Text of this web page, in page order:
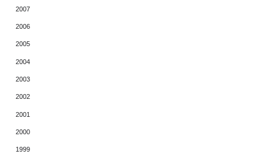
2007
2006
2005
2004
2003
2002
2001
2000
1999